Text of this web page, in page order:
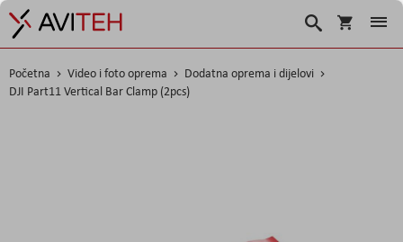
Košarica
Traži
Početna Video i foto oprema
Dodatna oprema i dijelovi
DJI Part11 Vertical Bar Clamp (2pcs)